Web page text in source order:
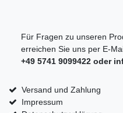
Für Fragen zu unseren
erreichen Sie uns per E-
+49 5741 9099422 oder
Versand und Zahlung
Impressum